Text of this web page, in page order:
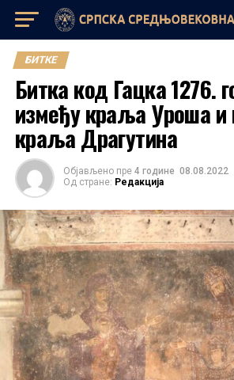
БИТКЕ
Битка код Гацка 1276.
између краља Уроша и
краља Драгутина
Објављено пре 4 године 08.08.2022
Од стране: Редакција